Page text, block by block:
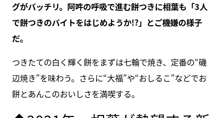
グがバッチリ。阿吽の呼吸で進む餅つきに相葉も「3人
で餅つきのバイトをはじめようか!?」とご機嫌の様子
だ。
つきたての白く輝く餅をまずは七輪で焼き、定番の“磯
辺焼き”を味わう。さらに“大福”や“おしるこ”などでお
餅とあんこのおいしさを満喫する。